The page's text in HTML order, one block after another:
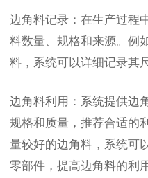
边角料记录：在生产过程
料数量、规格和来源。例
料，系统可以详细记录其
边角料利用：系统提供边
规格和质量，推荐合适的
量较好的边角料，系统可
零部件，提高边角料的利